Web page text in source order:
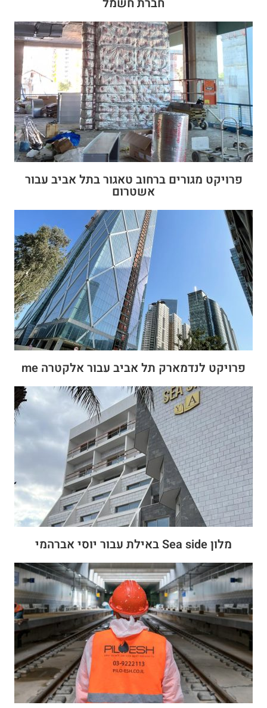
פרויקט מגורים ברחוב טאגור בתל אביב עבור
אשטרום
פרויקט לנדמארק תל אביב עבור אלקטרה me
מלון Sea side באילת עבור יוסי אברהמי